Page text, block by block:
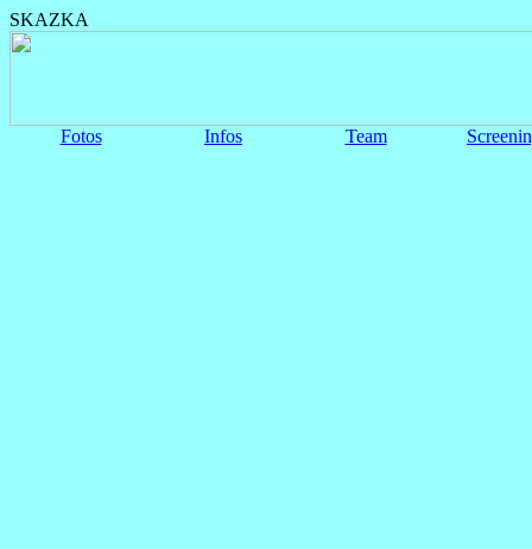
SKAZKA
Fotos Infos Team